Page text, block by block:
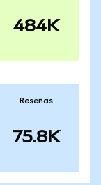
484K
Reseñas
75.8K